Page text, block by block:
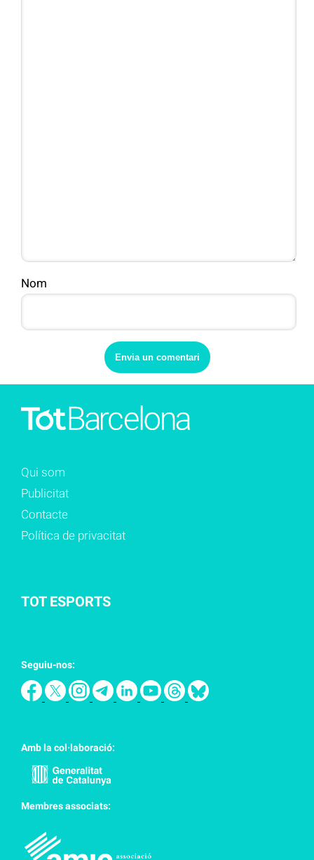
Nom
Qui som
Publicitat
Contacte
Política de privacitat
TOT ESPORTS
Seguiu-nos:
Amb la col·laboració:
Membres associats: